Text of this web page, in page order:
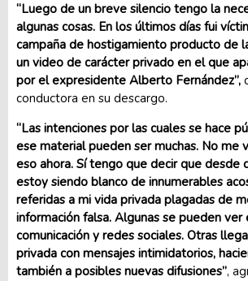
“Luego de un breve silencio tengo la
algunas cosas. En los últimos días fui
campaña de hostigamiento producto de
un video de carácter privado en el que
por el expresidente Alberto Fernández”,
conductora en su descargo.
“Las intenciones por las cuales se hace
ese material pueden ser muchas. No me
eso ahora. Sí tengo que decir que desde
estoy siendo blanco de innumerables
referidas a mi vida privada plagadas de
información falsa. Algunas se pueden ver
comunicación y redes sociales. Otras
privada con mensajes intimidatorios,
también a posibles nuevas difusiones”,